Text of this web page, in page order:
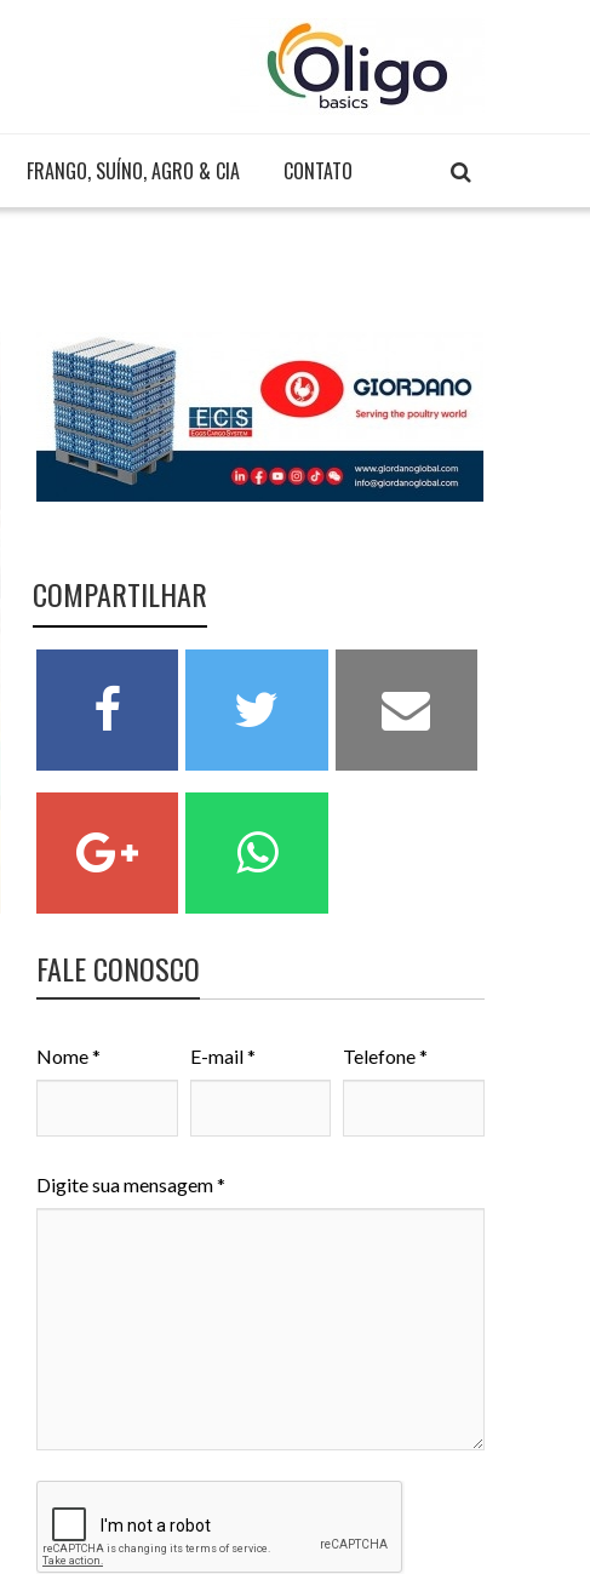
FRANGO, SUÍNO, AGRO & CIA CONTATO
COMPARTILHAR
FALE CONOSCO
Nome * E-mail * Telefone *
Digite sua mensagem *